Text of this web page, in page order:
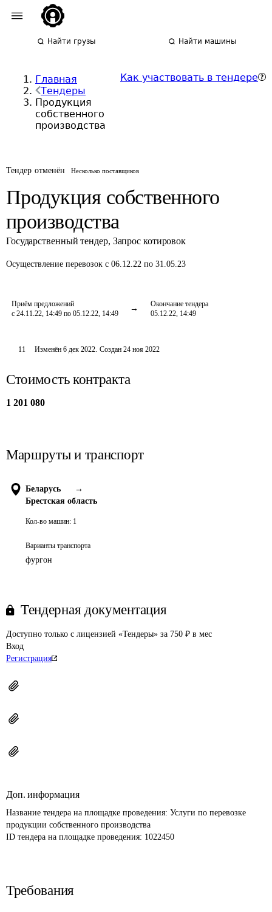
Найти грузы Найти машины
Главная
Тендеры
Продукция
собственного
производства
Как участвовать в тендере
Тендер отменён Несколько поставщиков
Продукция собственного
производства
Государственный тендер, Запрос котировок
Осуществление перевозок с 06.12.22 по 31.05.23
Приём предложений
с 24.11.22, 14:49 по 05.12.22, 14:49
Окончание тендера
05.12.22, 14:49
11 Изменён6 дек 2022. Создан 24 ноя 2022
Стоимость контракта
1 201 080
Маршруты и транспорт
Беларусь
→
Брестская область
Кол-во машин: 1
Варианты транспорта
фургон
Тендерная документация
Доступно только с лицензией «Тендеры» за 750 ₽ в мес
Вход
Регистрация
Доп. информация
Название тендера на площадке проведения: Услуги по перевозке
продукции собственного производства
ID тендера на площадке проведения: 1022450
Требования